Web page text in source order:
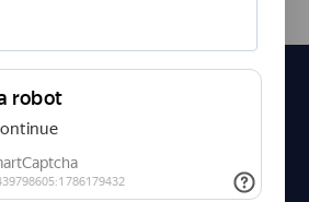
Новости